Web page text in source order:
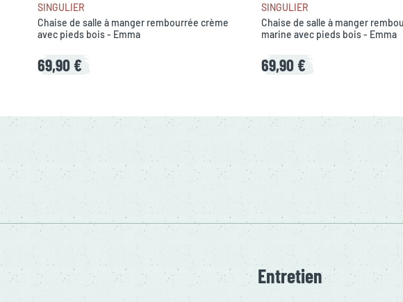
SINGULIER
Chaise de salle à manger rembourrée crème
avec pieds bois - Emma
69,90 €
SINGULIER
Chaise de salle à manger
marine avec pieds bois - Emma
69,90 €
Entretien